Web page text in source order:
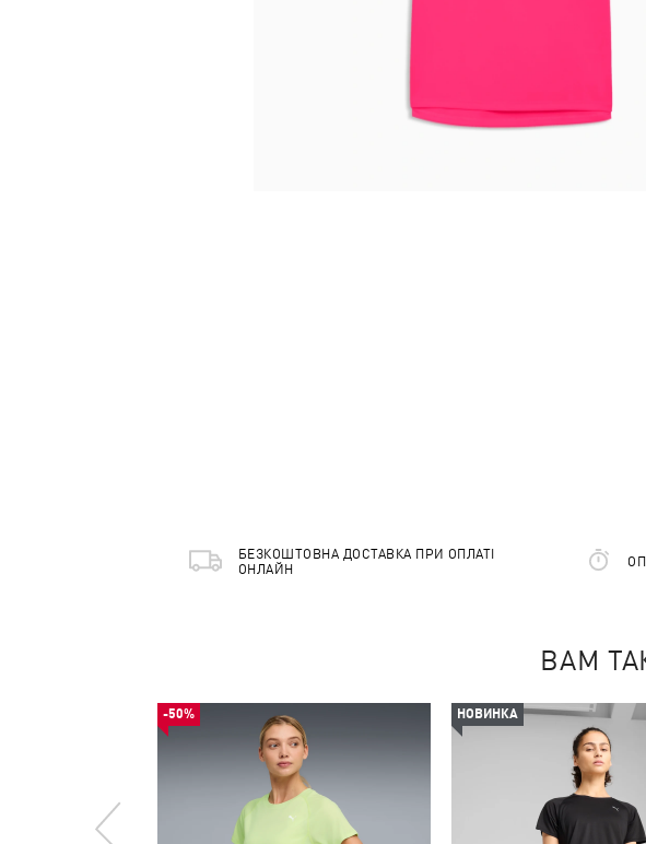
БЕЗКОШТОВНА ДОСТАВКА ПРИ ОПЛАТІ
ОНЛАЙН
ВАМ
-50% НОВИНКА